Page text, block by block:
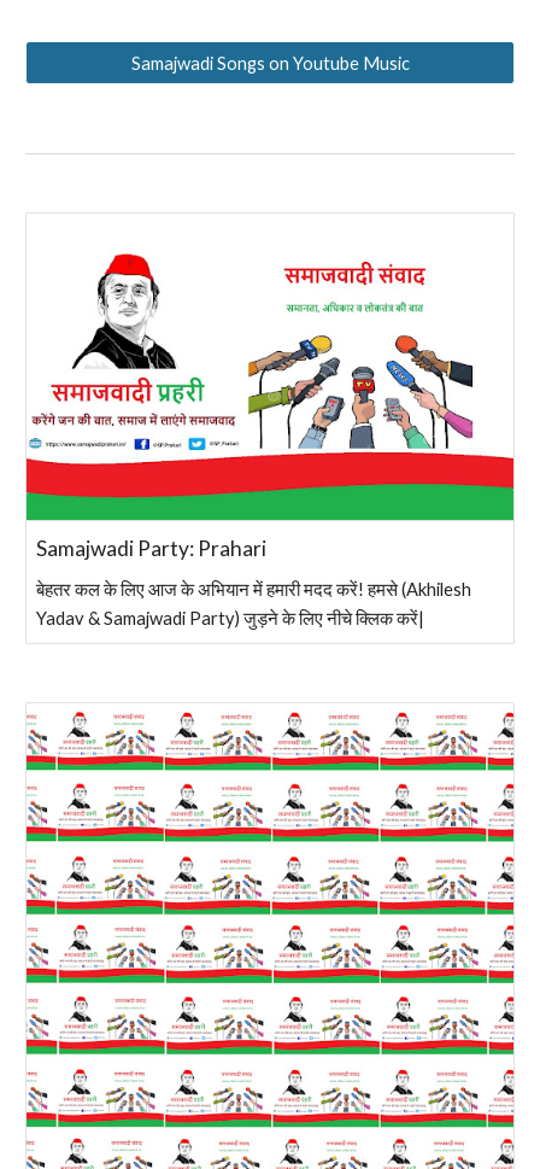
Samajwadi Songs on Youtube Music
Samajwadi Party: Prahari
बेहतर कल के लिए आज के अभियान में हमारी मदद करें! हमसे (Akhilesh
Yadav & Samajwadi Party) जुड़ने के लिए नीचे क्लिक करें|